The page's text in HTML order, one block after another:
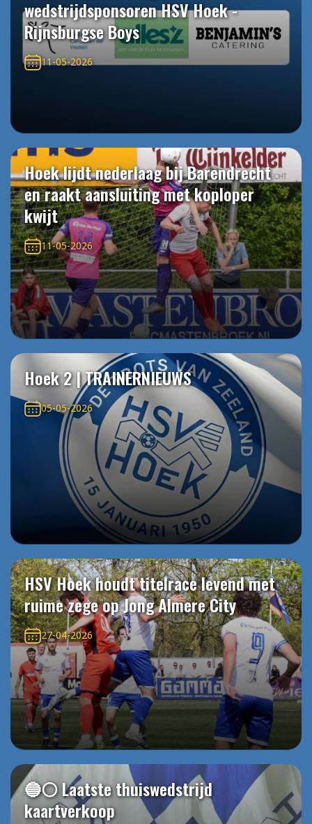
wedstrijdsponsoren HSV Hoek -
Rijnsburgse Boys
11-05-2026
Hoek lijdt nederlaag bij Barendrecht
en raakt aansluiting met koploper
kwijt
11-05-2026
Hoek 2 | TRAINERNIEUWS
05-05-2026
HSV Hoek houdt titelrace levend met
ruime zege op Jong Almere City
27-04-2026
🔵⚪️ Laatste thuiswedstrijd
kaartverkoop